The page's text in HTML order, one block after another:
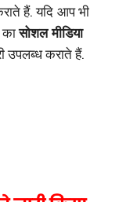
हैं. यदि आप भी
कासोशल मीडिया
उपलब्ध कराते हैं.